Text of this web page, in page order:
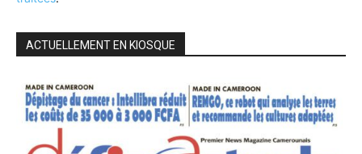
ACTUELLEMENT EN KIOSQUE